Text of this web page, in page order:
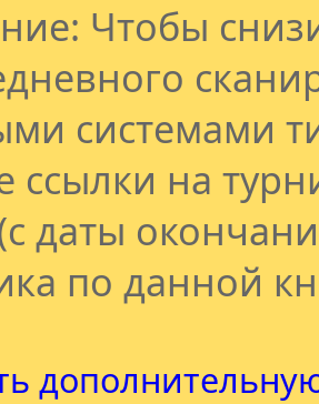
Чтобы
системами
ссылки на
даты
по данной